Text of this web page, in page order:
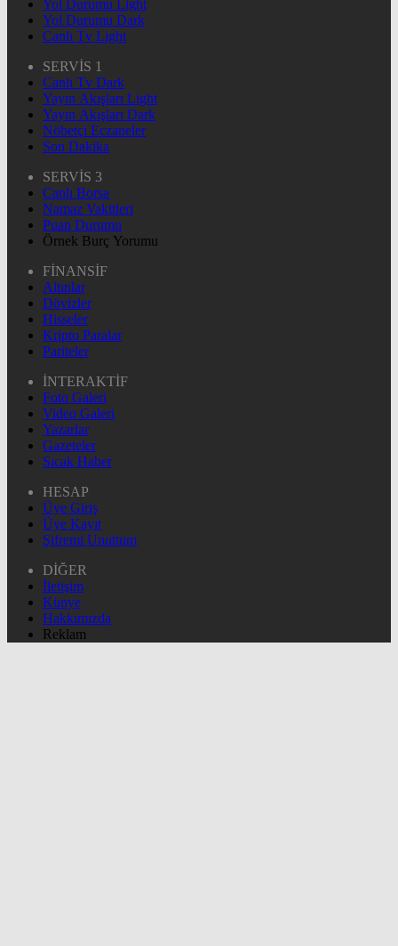
Yol Durumu Light
Yol Durumu Dark
Canlı Tv Light
SERVİS 1
Canlı Tv Dark
Yayın Akışları Light
Yayın Akışları Dark
Nöbetçi Eczaneler
Son Dakika
SERVİS 3
Canlı Borsa
Namaz Vakitleri
Puan Durumu
Örnek Burç Yorumu
FİNANSİF
Altınlar
Dövizler
Hisseler
Kripto Paralar
Pariteler
İNTERAKTİF
Foto Galeri
Video Galeri
Yazarlar
Gazeteler
Sıcak Haber
HESAP
Üye Giriş
Üye Kayıt
Şifremi Unuttum
DİĞER
İletişim
Künye
Hakkımızda
Reklam